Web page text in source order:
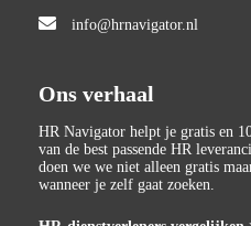
info@hrnavigator.nl
Ons verhaal
HR Navigator helpt je gratis en
van de best passende HR
doen we we niet alleen gratis
wanneer je zelf gaat zoeken.